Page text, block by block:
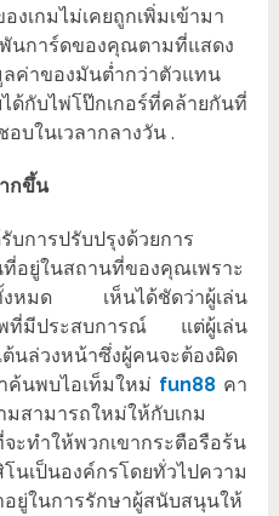
เกมไม่เคยถูกเพิ่มเข้ามา
นการ์ดของคุณตามที่แสดง
ค่าของมันต่ำกว่าตัวแทน
ด้กับไพ่โป๊กเกอร์ที่คล้ายกันที่
ในเวลากลางวัน .
กขึ้น
บการปรับปรุงด้วยการ
ที่อยู่ในสถานที่ของคุณเพราะ
ทั้งหมด เห็นได้ชัดว่าผู้เล่น
พที่มีประสบการณ์ แต่ผู้เล่น
นล่วงหน้าซึ่งผู้คนจะต้องผิด
ค้นพบไอเท็มใหม่ fun88 คา
สามารถใหม่ให้กับเกม
ะทำให้พวกเขากระตือรือร้น
เป็นองค์กรโดยทั่วไปความ
อยู่ในการรักษาผู้สนับสนุนให้